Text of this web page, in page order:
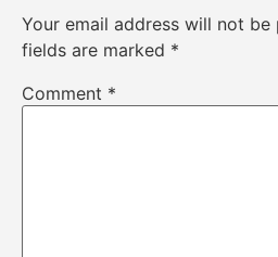
Your email address will not be
fields are marked *
Comment *